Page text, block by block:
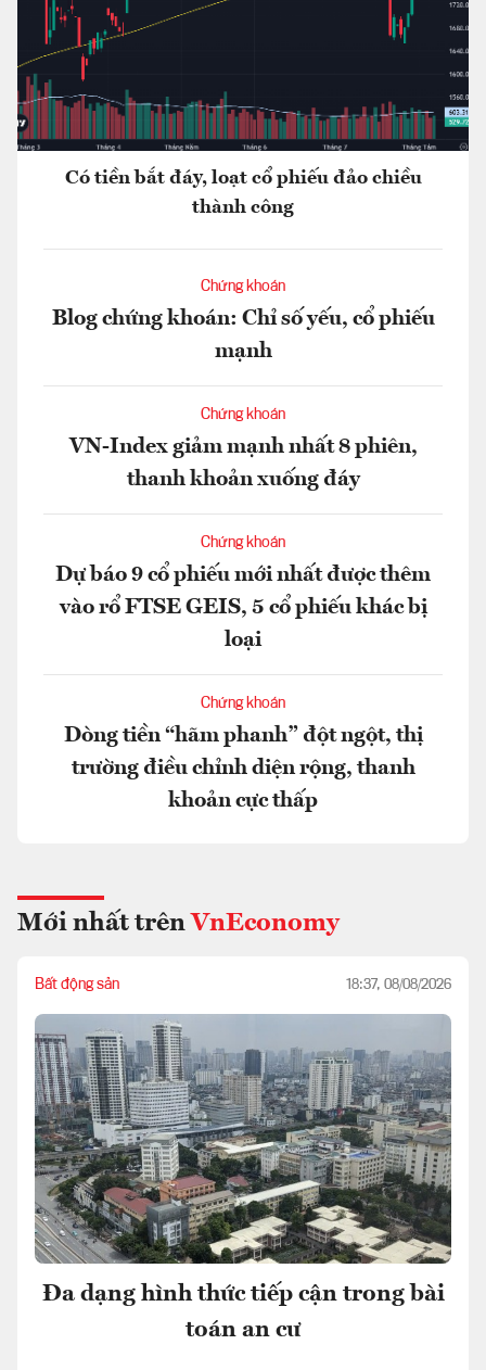
Có tiền bắt đáy, loạt cổ phiếu đảo chiều
thành công
Chứng khoán
Blog chứng khoán: Chỉ số yếu, cổ phiếu
mạnh
Chứng khoán
VN-Index giảm mạnh nhất 8 phiên,
thanh khoản xuống đáy
Chứng khoán
Dự báo 9 cổ phiếu mới nhất được thêm
vào rổ FTSE GEIS, 5 cổ phiếu khác bị
loại
Chứng khoán
Dòng tiền “hãm phanh” đột ngột, thị
trường điều chỉnh diện rộng, thanh
khoản cực thấp
Mới nhất trên VnEconomy
Bất động sản 18:37, 08/08/2026
Đa dạng hình thức tiếp cận trong bài
toán an cư